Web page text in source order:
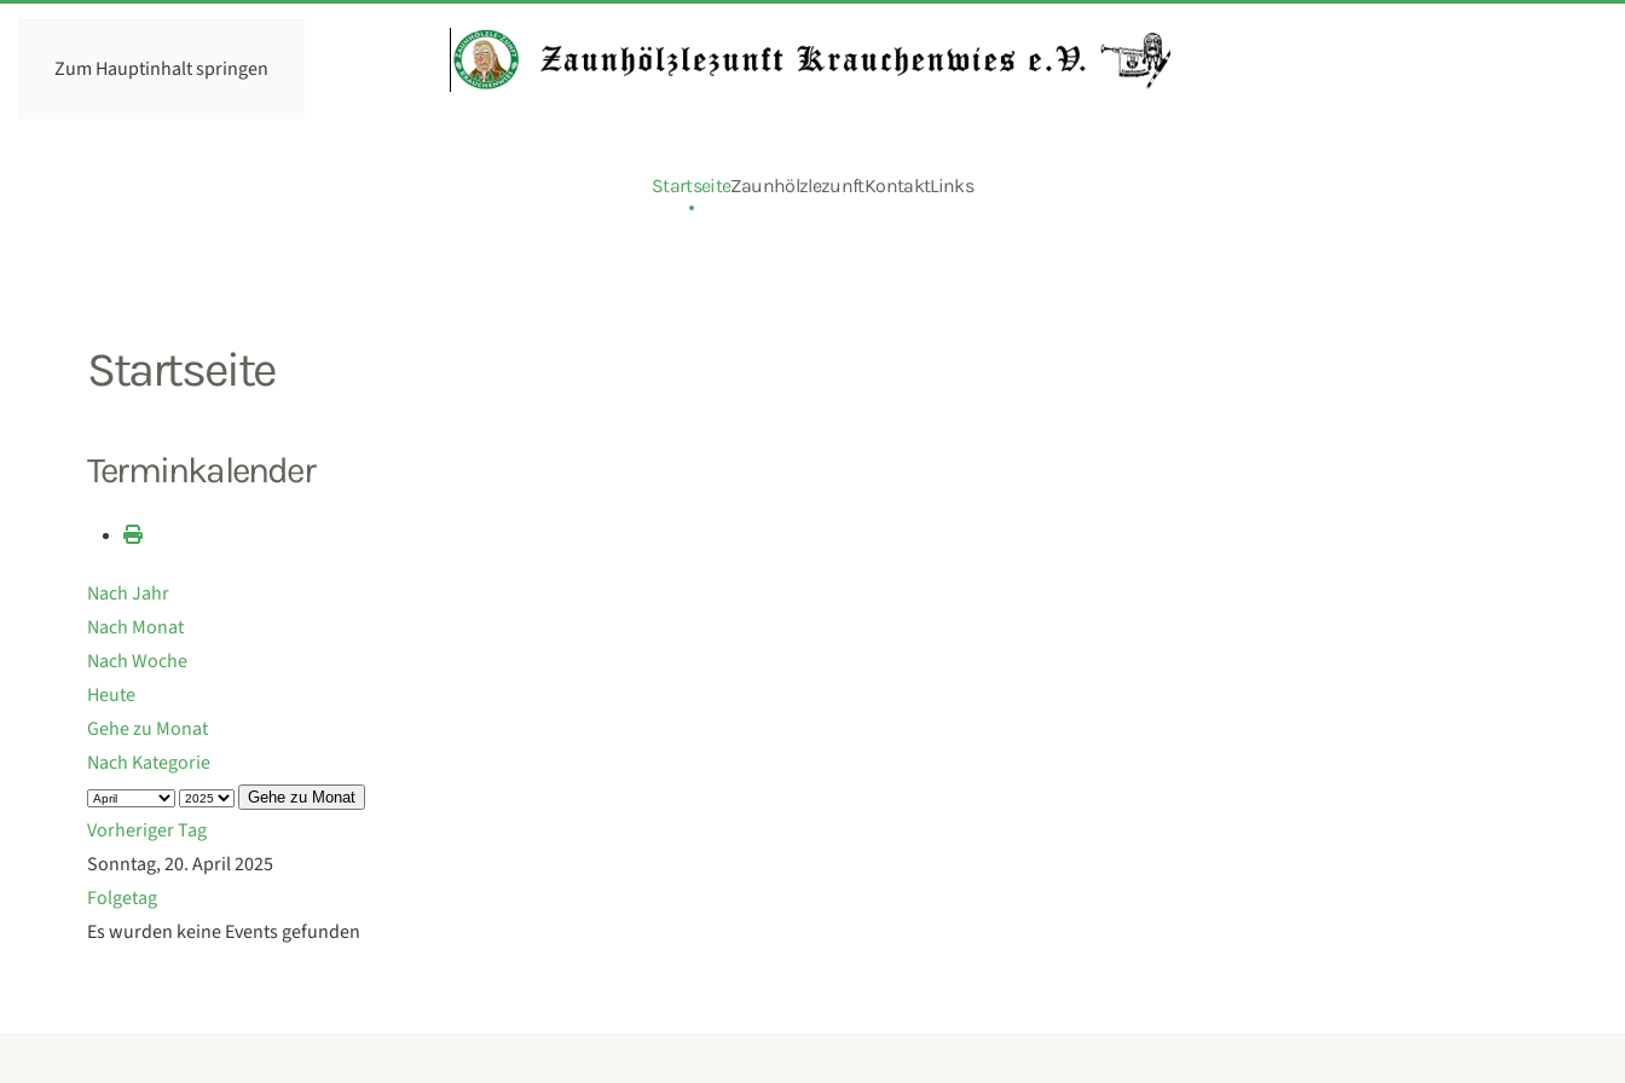
Zum Hauptinhalt springen
StartseiteZaunhölzlezunftKontaktLinks
Startseite
Terminkalender
Nach Jahr
Nach Monat
Nach Woche
Heute
Gehe zu Monat
Nach Kategorie
Gehe zu Monat
Vorheriger Tag
Sonntag, 20. April 2025
Folgetag
Es wurden keine Events gefunden